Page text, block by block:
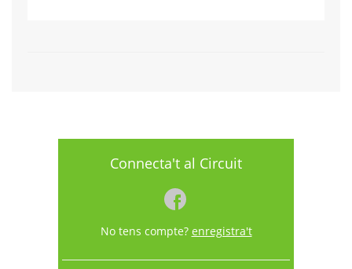
Connecta't al Circuit
No tens compte? enregistra't